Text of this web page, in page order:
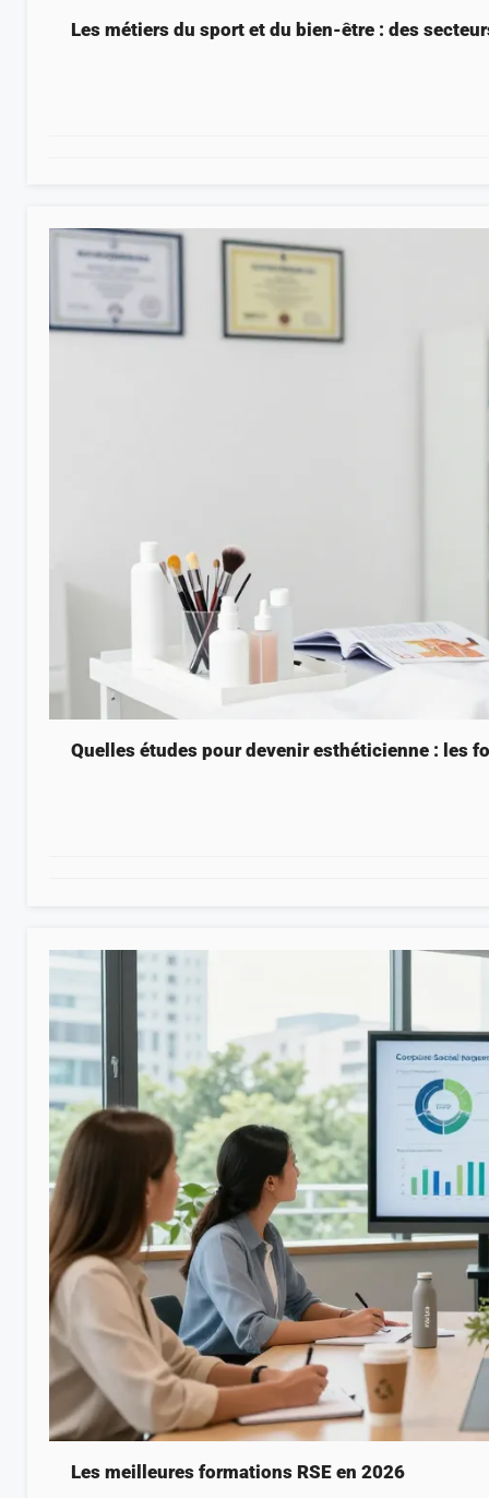
Les métiers du sport et du bien-être : des
Quelles études pour devenir esthéticienne : les
Les meilleures formations RSE en 2026